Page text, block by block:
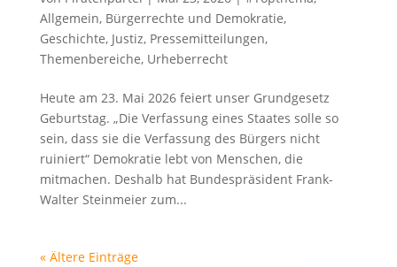
Allgemein, Bürgerrechte und Demokratie,
Geschichte, Justiz, Pressemitteilungen,
Themenbereiche, Urheberrecht
Heute am 23. Mai 2026 feiert unser Grundgesetz
Geburtstag. „Die Verfassung eines Staates solle so
sein, dass sie die Verfassung des Bürgers nicht
ruiniert“ Demokratie lebt von Menschen, die
mitmachen. Deshalb hat Bundespräsident Frank-
Walter Steinmeier zum...
« Ältere Einträge